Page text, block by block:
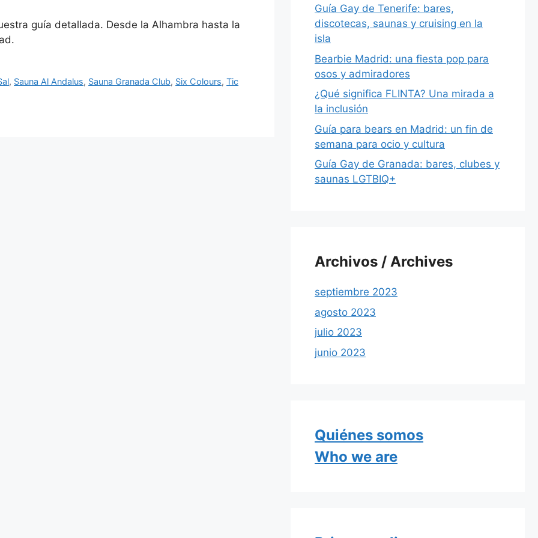
guía detallada. Desde la Alhambra hasta la
, Sauna Al Andalus, Sauna Granada Club, Six Colours,Tic
Guía Gay de Tenerife: bares,
discotecas, saunas y cruising en la
isla
Bearbie Madrid: una fiesta pop para
osos y admiradores
¿Qué significa FLINTA? Una mirada a
la inclusión
Guía para bears en Madrid: un fin de
semana para ocio y cultura
Guía Gay de Granada: bares, clubes y
saunas LGTBIQ+
Archivos / Archives
septiembre 2023
agosto 2023
julio 2023
junio 2023
Quiénes somos
Who we are